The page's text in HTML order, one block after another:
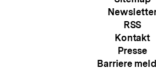
RSS
Kontakt
Presse
Barriere